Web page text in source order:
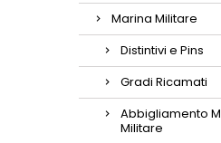
Marina Militare
Distintivi e Pins
Gradi Ricamati
Abbigliamento
Militare